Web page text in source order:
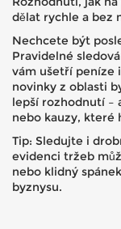
dělat rychle a bez
Nechcete být
Pravidelné
vám ušetří peníze
novinky z oblasti
lepší rozhodnutí –
nebo kauzy, které
Tip: Sledujte i
evidenci tržeb
nebo klidný
byznysu.